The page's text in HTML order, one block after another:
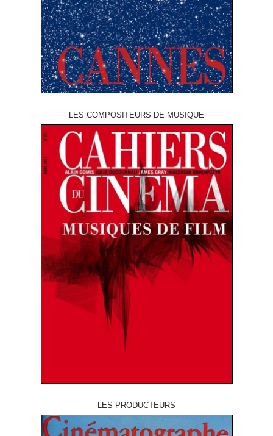
LES COMPOSITEURS DE MUSIQUE
LES PRODUCTEURS